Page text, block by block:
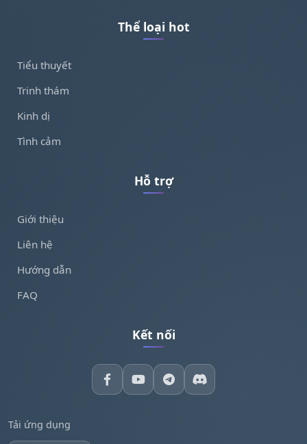
Thể loại hot
Tiểu thuyết
Trinh thám
Kinh dị
Tình cảm
Hỗ trợ
Giới thiệu
Liên hệ
Hướng dẫn
FAQ
Kết nối
Tải ứng dụng